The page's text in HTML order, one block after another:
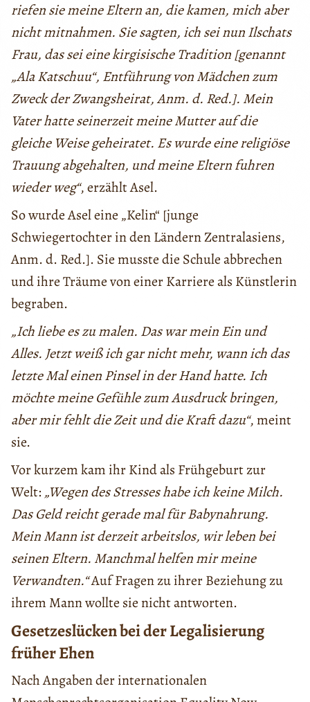
riefen sie meine Eltern an, die kamen, mich aber
nicht mitnahmen. Sie sagten, ich sei nun Ilschats
Frau, das sei eine kirgisische Tradition [genannt
„Ala Katschuu“, Entführung von Mädchen zum
Zweck der Zwangsheirat, Anm. d. Red.]. Mein
Vater hatte seinerzeit meine Mutter auf die
gleiche Weise geheiratet. Es wurde eine religiöse
Trauung abgehalten, und meine Eltern fuhren
wieder weg“, erzählt Asel.
So wurde Asel eine „Kelin“ [junge
Schwiegertochter in den Ländern Zentralasiens,
Anm. d. Red.]. Sie musste die Schule abbrechen
und ihre Träume von einer Karriere als Künstlerin
begraben.
„Ich liebe es zu malen. Das war mein Ein und
Alles. Jetzt weiß ich gar nicht mehr, wann ich das
letzte Mal einen Pinsel in der Hand hatte. Ich
möchte meine Gefühle zum Ausdruck bringen,
aber mir fehlt die Zeit und die Kraft dazu“, meint
sie.
Vor kurzem kam ihr Kind als Frühgeburt zur
Welt: „Wegen des Stresses habe ich keine Milch.
Das Geld reicht gerade mal für Babynahrung.
Mein Mann ist derzeit arbeitslos, wir leben bei
seinen Eltern. Manchmal helfen mir meine
Verwandten.“Auf Fragen zu ihrer Beziehung zu
ihrem Mann wollte sie nicht antworten.
Gesetzeslücken bei der Legalisierung
früher Ehen
Nach Angaben der internationalen